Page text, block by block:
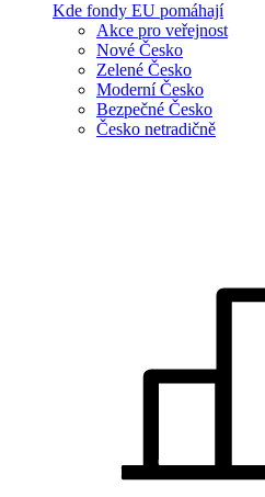
Kde fondy EU pomáhají
Akce pro veřejnost
Nové Česko
Zelené Česko
Moderní Česko
Bezpečné Česko
Česko netradičně